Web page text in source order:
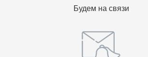
Будем на связи